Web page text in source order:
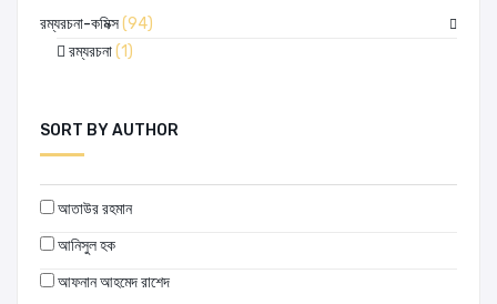
রম্যরচনা-কমিক্স(94)
রম্যরচনা(1)
SORT BY AUTHOR
আতাউর রহমান
আনিসুল হক
আফনান আহমেদ রাশেদ